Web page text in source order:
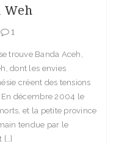
Weh
1
trouve Banda Aceh,
dont les envies
créent des tensions
En décembre 2004 le
et la petite province
tendue par le
[…]